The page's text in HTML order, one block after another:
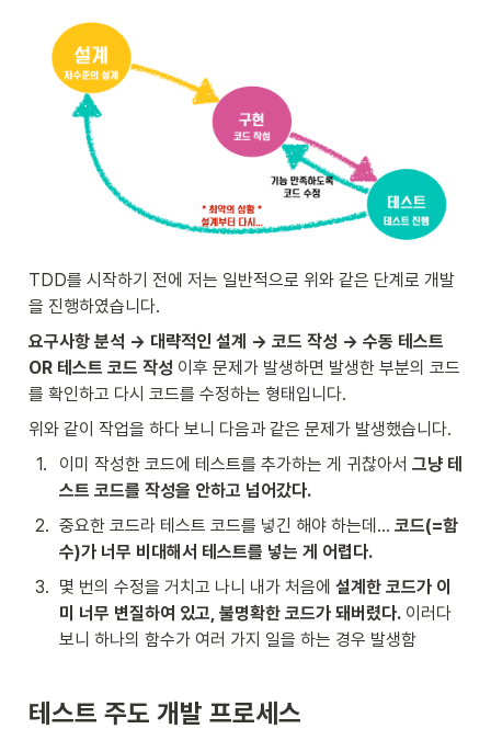
TDD를 시작하기 전에 저는 일반적으로 위와 같은 단계로 개발
을 진행하였습니다.
요구사항 분석 → 대략적인 설계 → 코드 작성 → 수동 테스트
OR 테스트 코드 작성 이후 문제가 발생하면 발생한 부분의 코드
를 확인하고 다시 코드를 수정하는 형태입니다.
위와 같이 작업을 하다 보니 다음과 같은 문제가 발생했습니다.
1. 이미 작성한 코드에 테스트를 추가하는 게 귀찮아서 그냥 테
스트 코드를 작성을 안하고 넘어갔다.
2. 중요한 코드라 테스트 코드를 넣긴 해야 하는데… 코드(=함
수)가 너무 비대해서 테스트를 넣는 게 어렵다.
3. 몇 번의 수정을 거치고 나니 내가 처음에 설계한 코드가 이
미 너무 변질하여 있고, 불명확한 코드가 돼버렸다. 이러다
보니 하나의 함수가 여러 가지 일을 하는 경우 발생함
테스트 주도 개발 프로세스